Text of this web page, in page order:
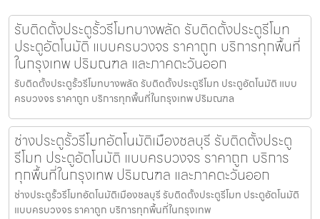
รับติดตั้งประตูรั้วรีโมทบางพลัด รับติดตั้งประตูรีโมท
ประตูอัตโนมัติ แบบครบวงจร ราคาถูก บริการทุกพื้นที่
ในกรุงเทพ ปริมณฑล และภาคตะวันออก
รับติดตั้งประตูรั้วรีโมทบางพลัด รับติดตั้งประตูรีโมท ประตูอัตโนมัติ แบบ
ครบวงจร ราคาถูก บริการทุกพื้นที่ในกรุงเทพ ปริมณฑล
ช่างประตูรั้วรีโมทอัตโนมัติเมืองชลบุรี รับติดตั้งประตู
รีโมท ประตูอัตโนมัติ แบบครบวงจร ราคาถูก บริการ
ทุกพื้นที่ในกรุงเทพ ปริมณฑล และภาคตะวันออก
ช่างประตูรั้วรีโมทอัตโนมัติเมืองชลบุรี รับติดตั้งประตูรีโมท ประตูอัตโนมัติ
แบบครบวงจร ราคาถูก บริการทุกพื้นที่ในกรุงเทพ